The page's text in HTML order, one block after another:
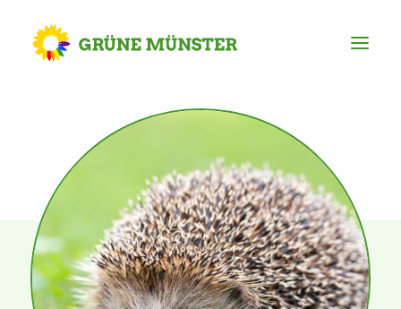
Partei
Kreisvorstand
Kreisgeschäftsstelle
Mitgliederversammlung